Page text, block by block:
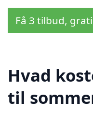
Få 3 tilbud,
Hvad
til